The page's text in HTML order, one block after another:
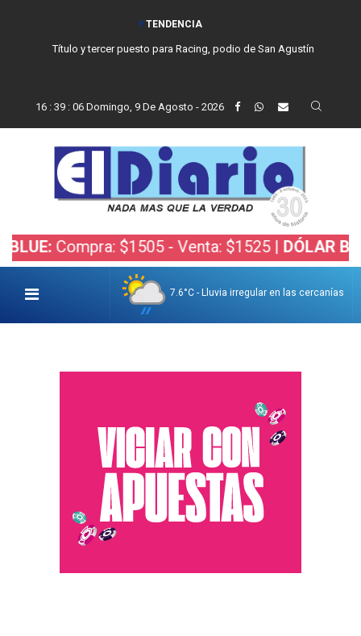
TENDENCIA
Título y tercer puesto para Racing, podio de San Agustín
16 : 39 : 07 Domingo, 9 De Agosto - 2026
$1505 - Venta: $1525 |DÓLAR BOLSA:
7.6°C - Lluvia irregular en las cercanías